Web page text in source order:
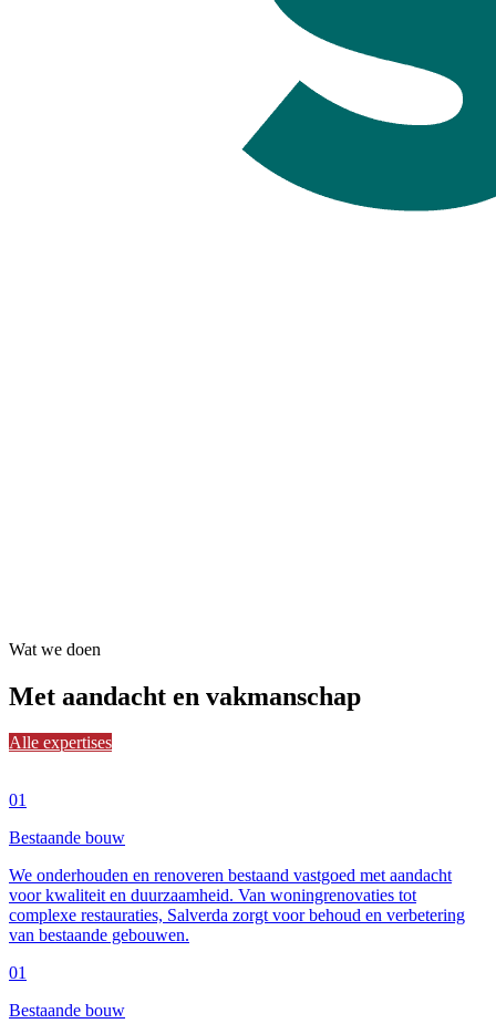
Wat we doen
Met aandacht en vakmanschap
Alle expertises
01
Bestaande bouw
We onderhouden en renoveren bestaand vastgoed met aandacht
voor kwaliteit en duurzaamheid. Van woningrenovaties tot
complexe restauraties, Salverda zorgt voor behoud en verbetering
van bestaande gebouwen.
01
Bestaande bouw